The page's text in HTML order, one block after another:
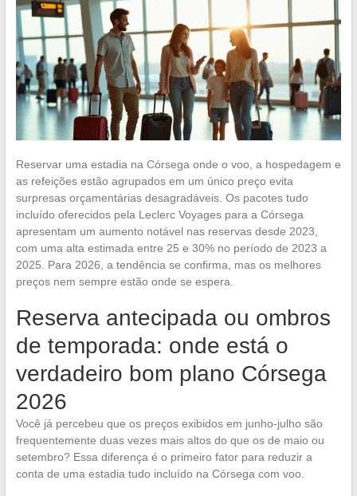
Reservar uma estadia na Córsega onde o voo, a hospedagem e
as refeições estão agrupados em um único preço evita
surpresas orçamentárias desagradáveis. Os pacotes tudo
incluído oferecidos pela Leclerc Voyages para a Córsega
apresentam um aumento notável nas reservas desde 2023,
com uma alta estimada entre 25 e 30% no período de 2023 a
2025. Para 2026, a tendência se confirma, mas os melhores
preços nem sempre estão onde se espera.
Reserva antecipada ou ombros
de temporada: onde está o
verdadeiro bom plano Córsega
2026
Você já percebeu que os preços exibidos em junho-julho são
frequentemente duas vezes mais altos do que os de maio ou
setembro? Essa diferença é o primeiro fator para reduzir a
conta de uma estadia tudo incluído na Córsega com voo.